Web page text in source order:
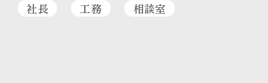
社長 工務 相談室